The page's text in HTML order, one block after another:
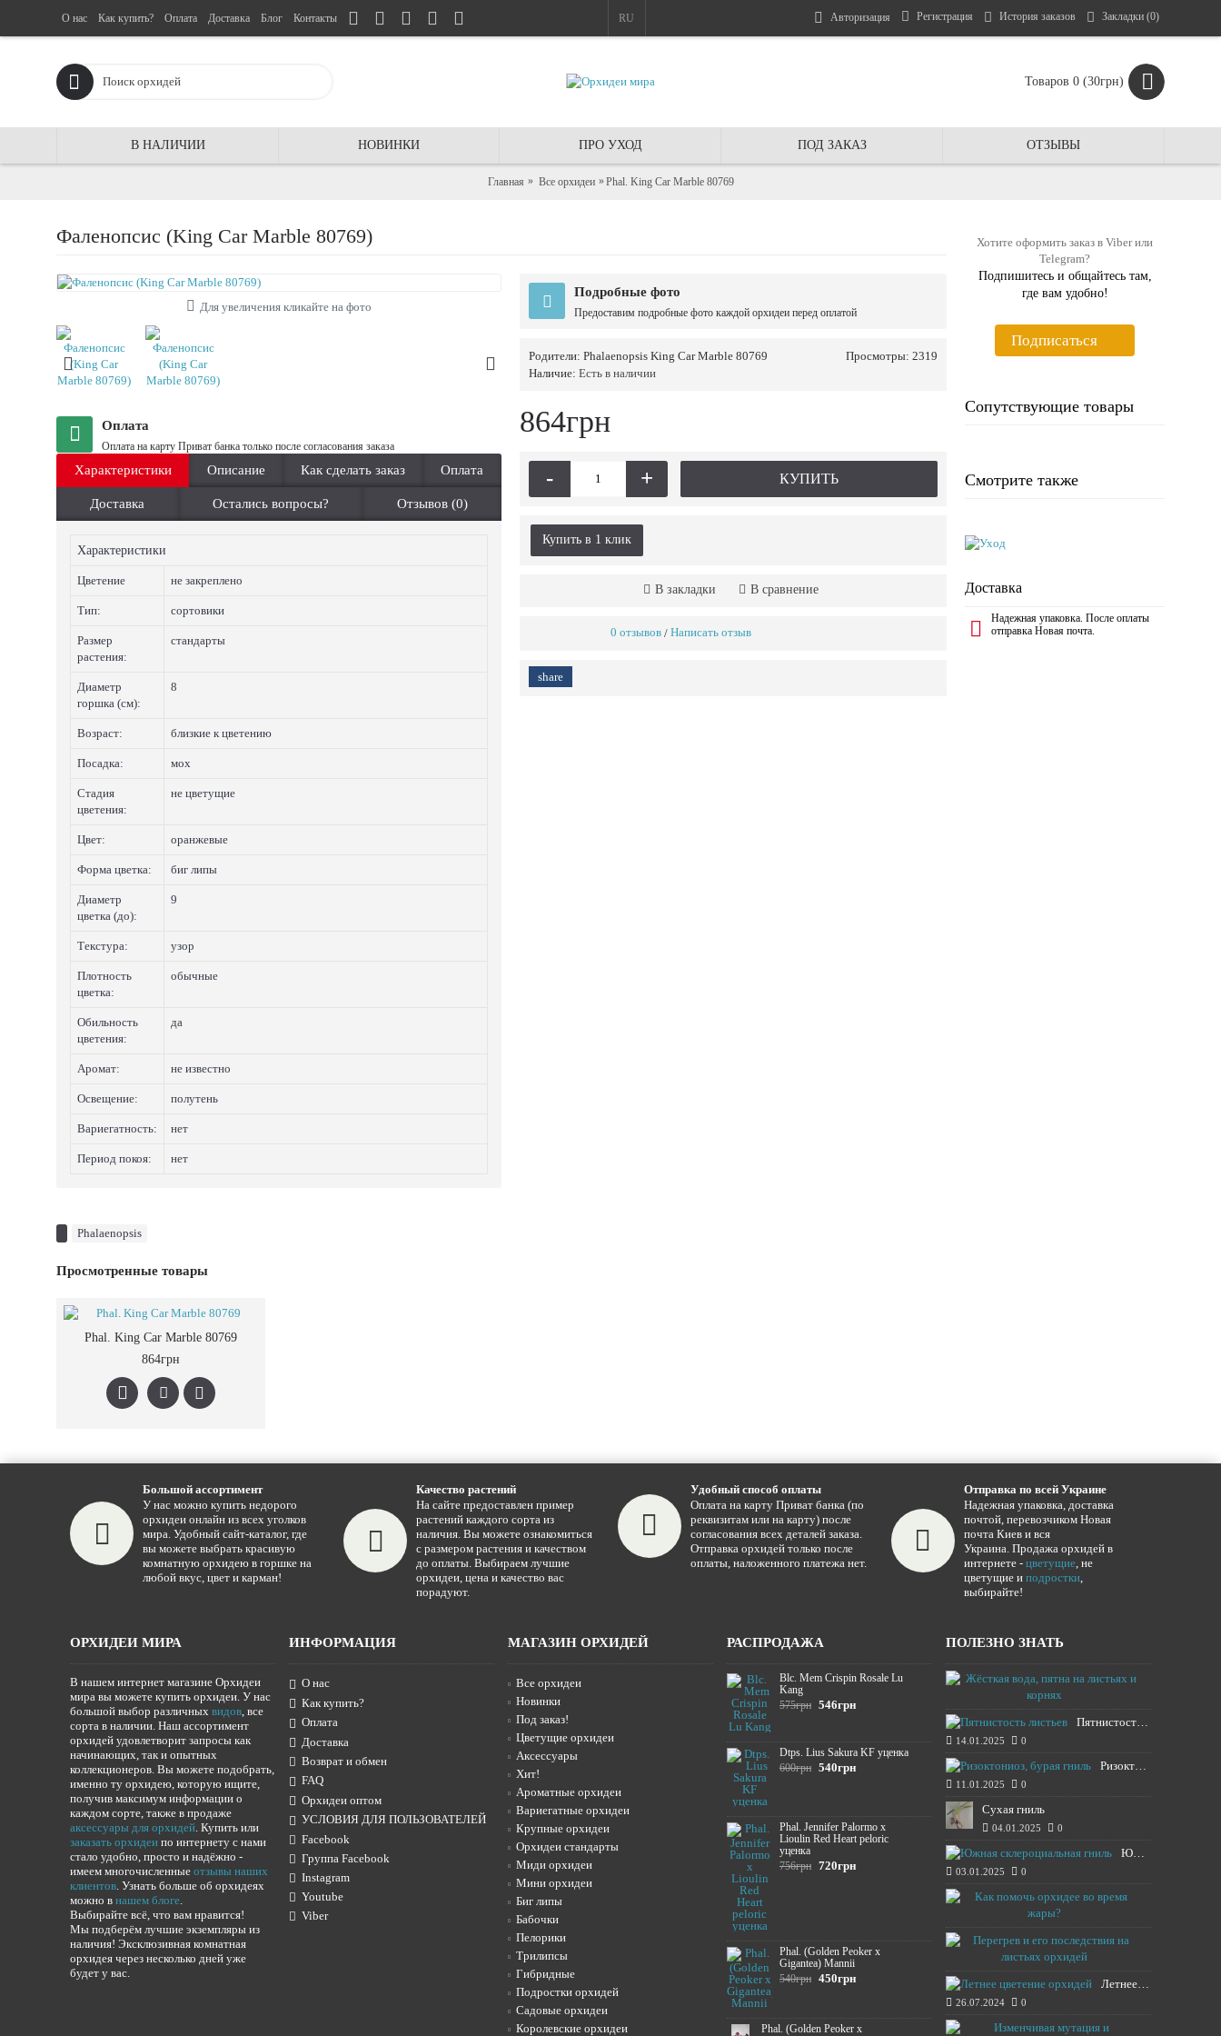
О нас Как купить? Оплата Доставка Блог Контакты RU Авторизация Регистрация История заказов Закладки (0)
Товаров 0 (30грн)
В НАЛИЧИИ НОВИНКИ ПРО УХОД ПОД ЗАКАЗ ОТЗЫВЫ
Главная Все орхидеи Phal. King Car Marble 80769
Хотите оформить заказ в Viber или
Telegram?
Подпишитесь и общайтесь там,
где вам удобно!
Подписаться
Сопутствующие товары
Смотрите также
Доставка
Надежная упаковка. После оплаты
отправка Новая почта.
Фаленопсис (King Car Marble 80769)
Для увеличения кликайте на фото
Оплата
Оплата на карту Приват банка только после согласования заказа
Характеристики Описание Как сделать заказ Оплата
Доставка Остались вопросы? Отзывов (0)
Характеристики
Цветение не закреплено
Тип: сортовики
Размер
растения:
стандарты
Диаметр
горшка (см):
8
Возраст: близкие к цветению
Посадка: мох
Стадия
цветения:
не цветущие
Цвет: оранжевые
Форма цветка: биг липы
Диаметр
цветка (до):
9
Текстура: узор
Плотность
цветка:
обычные
Обильность
цветения:
да
Аромат: не известно
Освещение: полутень
Вариегатность: нет
Период покоя: нет
Подробные фото
Предоставим подробные фото каждой орхидеи перед оплатой
Просмотры: 2319
Родители: Phalaenopsis King Car Marble 80769
Наличие: Есть в наличии
864грн
- + КУПИТЬ
Купить в 1 клик
В закладки В сравнение
0 отзывов / Написать отзыв
share
Phalaenopsis
Просмотренные товары
Phal. King Car Marble 80769
864грн
Большой ассортимент
У нас можно купить недорого
орхидеи онлайн из всех уголков
мира. Удобный сайт-каталог, где
вы можете выбрать красивую
комнатную орхидею в горшке на
любой вкус, цвет и карман!
Качество растений
На сайте предоставлен пример
растений каждого сорта из
наличия. Вы можете ознакомиться
с размером растения и качеством
до оплаты. Выбираем лучшие
орхидеи, цена и качество вас
порадуют.
Удобный способ оплаты
Оплата на карту Приват банка (по
реквизитам или на карту) после
согласования всех деталей заказа.
Отправка орхидей только после
оплаты, наложенного платежа нет.
Отправка по всей Украине
Надежная упаковка, доставка
почтой, перевозчиком Новая
почта Киев и вся
Украина. Продажа орхидей в
интернете - цветущие, не
цветущие и подростки,
выбирайте!
ОРХИДЕИ МИРА
В нашем интернет магазине Орхидеи
мира вы можете купить орхидеи. У нас
большой выбор различных видов, все
сорта в наличии. Наш ассортимент
орхидей удовлетворит запросы как
начинающих, так и опытных
коллекционеров. Вы можете подобрать,
именно ту орхидею, которую ищите,
получив максимум информации о
каждом сорте, также в продаже
аксессуары для орхидей. Купить или
заказать орхидеи по интернету с нами
стало удобно, просто и надёжно -
имеем многочисленные отзывы наших
клиентов. Узнать больше об орхидеях
можно в нашем блоге.
Выбирайте всё, что вам нравится!
Мы подберём лучшие экземпляры из
наличия! Эксклюзивная комнатная
орхидея через несколько дней уже
будет у вас.
ИНФОРМАЦИЯ
О нас
Как купить?
Оплата
Доставка
Возврат и обмен
FAQ
Орхидеи оптом
УСЛОВИЯ ДЛЯ ПОЛЬЗОВАТЕЛЕЙ
Facebook
Группа Facebook
Instagram
Youtube
Viber
МАГАЗИН ОРХИДЕЙ
Все орхидеи
Новинки
Под заказ!
Цветущие орхидеи
Аксессуары
Хит!
Ароматные орхидеи
Вариегатные орхидеи
Крупные орхидеи
Орхидеи стандарты
Миди орхидеи
Мини орхидеи
Биг липы
Бабочки
Пелорики
Трилипсы
Гибридные
Подростки орхидей
Садовые орхидеи
Королевские орхидеи
РАСПРОДАЖА
Blc. Mem Crispin Rosale Lu
Kang
575грн 546грн
Dtps. Lius Sakura KF уценка
600грн 540грн
Phal. Jennifer Palormo x
Lioulin Red Heart peloric
уценка
756грн 720грн
Phal. (Golden Peoker x
Gigantea) Mannii
540грн 450грн
Phal. (Golden Peoker x
ПОЛЕЗНО ЗНАТЬ
Пятнистость листьев
14.01.2025 0
Ризоктониоз, бурая гниль
11.01.2025 0
Сухая гниль
04.01.2025 0
Южная склероциальная гниль
03.01.2025 0
Летнее цветение орхидей
26.07.2024 0